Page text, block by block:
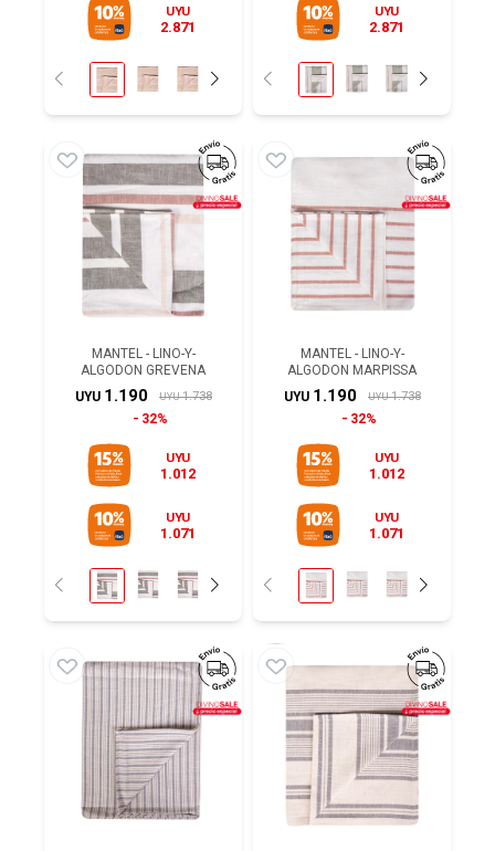
UYU
2.871
UYU
2.871
MANTEL - LINO-Y-
ALGODON GREVENA
UYU 1.190 UYU 1.738
32%
UYU
1.012
UYU
1.071
MANTEL - LINO-Y-
ALGODON MARPISSA
UYU 1.190 UYU 1.738
32%
UYU
1.012
UYU
1.071